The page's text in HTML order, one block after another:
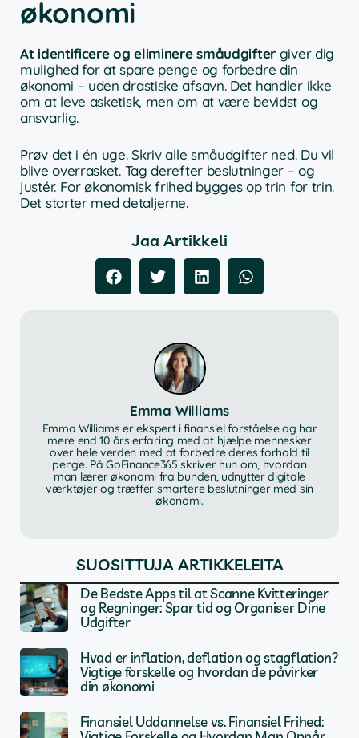
økonomi
At identificere og eliminere småudgifter giver dig
mulighed for at spare penge og forbedre din
økonomi – uden drastiske afsavn. Det handler ikke
om at leve asketisk, men om at være bevidst og
ansvarlig.
Prøv det i én uge. Skriv alle småudgifter ned. Du vil
blive overrasket. Tag derefter beslutninger – og
justér. For økonomisk frihed bygges op trin for trin.
Det starter med detaljerne.
Jaa Artikkeli
Emma Williams
Emma Williams er ekspert i finansiel forståelse og har
mere end 10 års erfaring med at hjælpe mennesker
over hele verden med at forbedre deres forhold til
penge. På GoFinance365 skriver hun om, hvordan
man lærer økonomi fra bunden, udnytter digitale
værktøjer og træffer smartere beslutninger med sin
økonomi.
SUOSITTUJA ARTIKKELEITA
De Bedste Apps til at Scanne Kvitteringer
og Regninger: Spar tid og Organiser Dine
Udgifter
Hvad er inflation, deflation og stagflation?
Vigtige forskelle og hvordan de påvirker
din økonomi
Finansiel Uddannelse vs. Finansiel Frihed: